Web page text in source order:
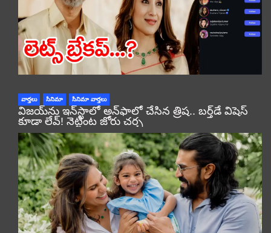
వార్తలు సినిమా సినిమా వార్తలు
విజయ్‌ను ఇన్‌స్టాలో అన్‌ఫాలో చేసిన త్రిష.. బర్త్‌డే విషెస్
కూడా లేవ్! నెట్టింట జోరు చర్చ